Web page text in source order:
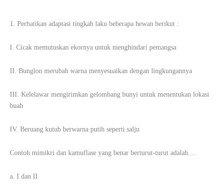
1. Perhatikan adaptasi tingkah laku beberapa hewan berikut :
I. Cicak memutuskan ekornya untuk menghindari pemangsa
II. Bunglon merubah warna menyesuaikan dengan lingkungannya
III. Kelelawar mengirimkan gelombang bunyi untuk menentukan lokasi
buah
IV. Beruang kutub berwarna putih seperti salju
Contoh mimikri dan kamuflase yang benar berturut-turut adalah....
a. I dan II